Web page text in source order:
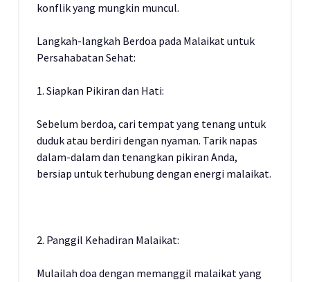
konflik yang mungkin muncul.
Langkah-langkah Berdoa pada Malaikat untuk
Persahabatan Sehat:
1. Siapkan Pikiran dan Hati:
Sebelum berdoa, cari tempat yang tenang untuk
duduk atau berdiri dengan nyaman. Tarik napas
dalam-dalam dan tenangkan pikiran Anda,
bersiap untuk terhubung dengan energi malaikat.
2. Panggil Kehadiran Malaikat:
Mulailah doa dengan memanggil malaikat yang